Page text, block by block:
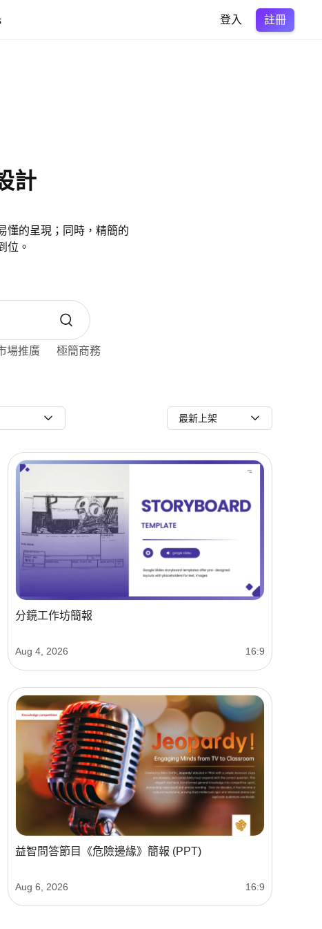
登入 註冊
計
懂的呈現；同時，精簡的
位。
場推廣 極簡商務
最新上架
分鏡工作坊簡報
Aug 4, 2026 16:9
益智問答節目《危險邊緣》簡報 (PPT)
Aug 6, 2026 16:9